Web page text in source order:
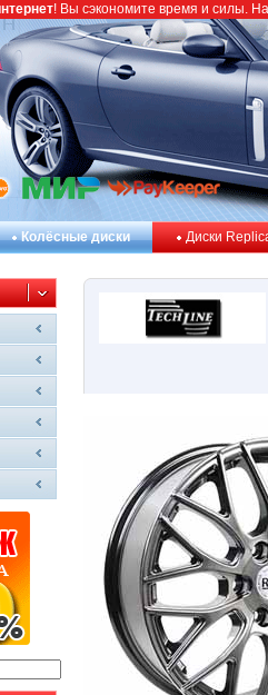
Колёсные диски Диски
! Вы сэкономите время и силы.